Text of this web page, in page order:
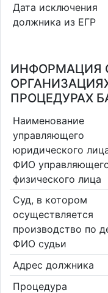
Дата исключения
должника из ЕГР
ИНФОРМАЦИЯ
ПРОЦЕДУРАХ
Наименование
управляющего
юридического
ФИО
физического лица
Суд, в котором
осуществляется
производство по
ФИО судьи
Адрес должника
Процедура